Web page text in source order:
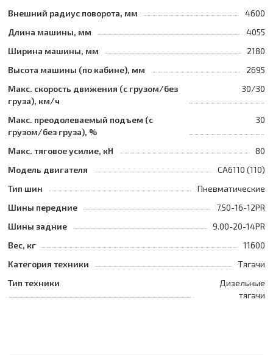
Внешний радиус поворота, мм
4600
Длина машины, мм
4055
Ширина машины, мм
2180
Высота машины (по кабине), мм
2695
Макс. скорость движения (с грузом/без
груза), км/ч
30/30
Макс. преодолеваемый подъем (с
грузом/без груза), %
30
Макс. тяговое усилие, кН
80
Модель двигателя
CA6110 (110)
Тип шин
Пневматические
Шины передние
7.50-16-12PR
Шины задние
9.00-20-14PR
Вес, кг
11600
Категория техники
Тягачи
Тип техники
Дизельные
тягачи